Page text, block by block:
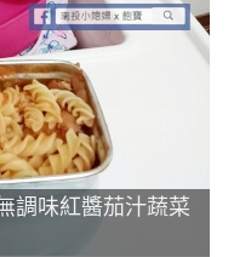
調味紅醬茄汁蔬菜